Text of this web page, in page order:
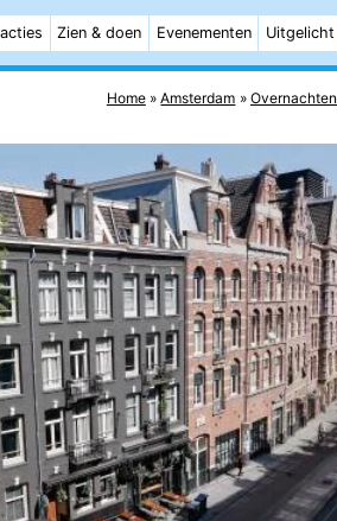
Zien & doen Evenementen Uitgelicht
Home Amsterdam Overnachten